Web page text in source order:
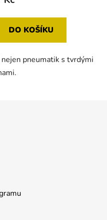
DO KOŠÍKU
pneumatik s tvrdými